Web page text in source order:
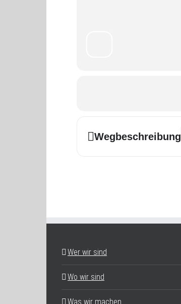
Wegbeschreibung
Wer wir sind
Wo wir sind
Was wir machen